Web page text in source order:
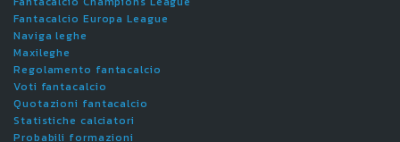
Fantacalcio Europa League
Naviga leghe
Maxileghe
Regolamento fantacalcio
Voti fantacalcio
Quotazioni fantacalcio
Statistiche calciatori
Probabili formazioni